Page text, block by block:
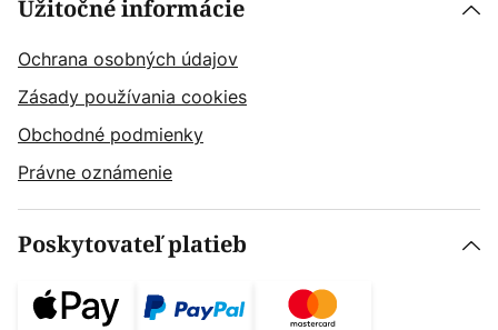
Užitočné informácie
Ochrana osobných údajov
Zásady používania cookies
Obchodné podmienky
Právne oznámenie
Poskytovateľ platieb